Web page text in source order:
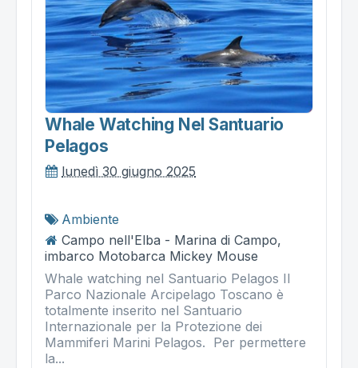
Whale Watching Nel Santuario
Pelagos
lunedì 30 giugno 2025
Ambiente
Campo nell'Elba - Marina di Campo,
imbarco Motobarca Mickey Mouse
Whale watching nel Santuario Pelagos Il
Parco Nazionale Arcipelago Toscano è
totalmente inserito nel Santuario
Internazionale per la Protezione dei
Mammiferi Marini Pelagos. Per permettere
la...